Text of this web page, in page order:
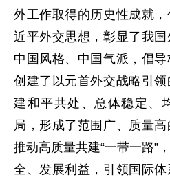
外工作取得的历史性成就
近平外交思想，彰显了我国
中国风格、中国气派，倡导
创建了以元首外交战略引
建和平共处、总体稳定、
局，形成了范围广、质量
推动高质量共建“一带一路”
全、发展利益，引领国际